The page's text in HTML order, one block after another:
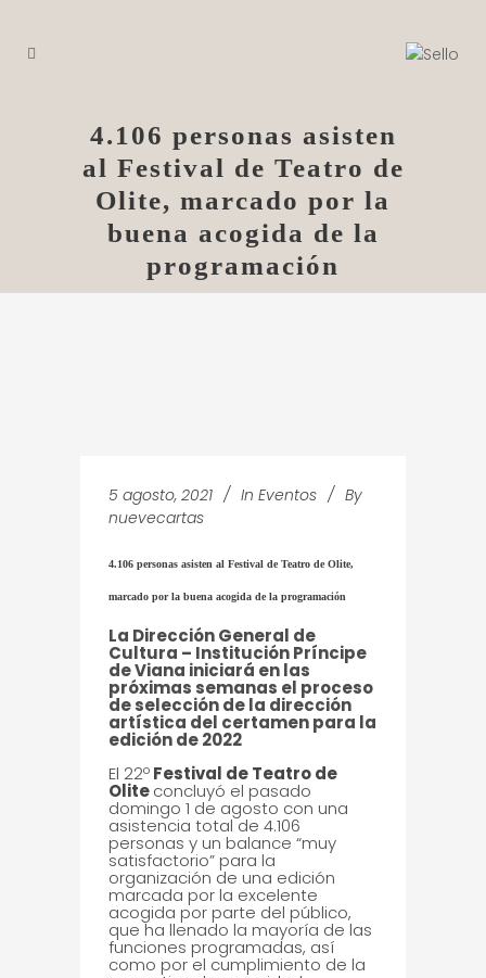
4.106 personas asisten
al Festival de Teatro de
Olite, marcado por la
buena acogida de la
programación
5 agosto, 2021 In Eventos
By
nuevecartas
4.106 personas asisten al Festival de Teatro de Olite,
marcado por la buena acogida de la programación
La Dirección General de
Cultura – Institución Príncipe
de Viana iniciará en las
próximas semanas el proceso
de selección de la dirección
artística del certamen para la
edición de 2022
El 22ºFestival de Teatro de
Oliteconcluyó el pasado
domingo 1 de agosto con una
asistencia total de 4.106
personas y un balance “muy
satisfactorio” para la
organización de una edición
marcada por la excelente
acogida por parte del público,
que ha llenado la mayoría de las
funciones programadas, así
como por el cumplimiento de la